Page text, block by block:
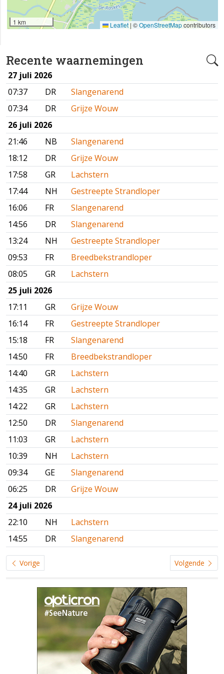
Recente waarnemingen
27 juli 2026
07:37
DR
Slangenarend
07:34
DR
Grijze Wouw
26 juli 2026
21:46
NB
Slangenarend
18:12
DR
Grijze Wouw
17:58
GR
Lachstern
17:44
NH
Gestreepte Strandloper
16:06
FR
Slangenarend
14:56
DR
Slangenarend
13:24
NH
Gestreepte Strandloper
09:53
FR
Breedbekstrandloper
08:05
GR
Lachstern
25 juli 2026
17:11
GR
Grijze Wouw
16:14
FR
Gestreepte Strandloper
15:18
FR
Slangenarend
14:50
FR
Breedbekstrandloper
14:40
GR
Lachstern
14:35
GR
Lachstern
14:22
GR
Lachstern
12:50
DR
Slangenarend
11:03
GR
Lachstern
10:39
NH
Lachstern
09:34
GE
Slangenarend
06:25
DR
Grijze Wouw
24 juli 2026
22:10
NH
Lachstern
14:55
DR Slangenarend
Vorige Volgende
1 km Leaflet | ©OpenStreetMapcontributors